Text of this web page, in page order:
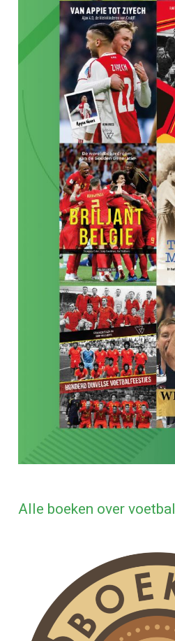
Alle boeken over voetbal